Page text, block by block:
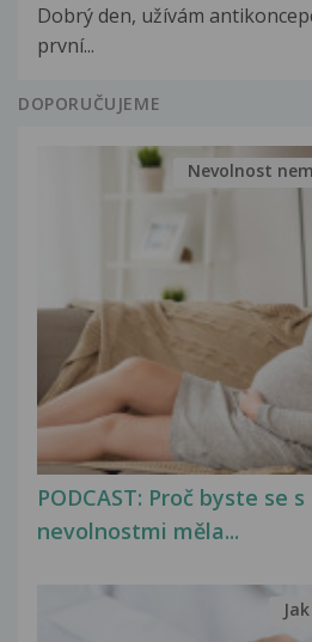
Dobrý den, užívám
první...
DOPORUČUJEME
PODCAST: Proč byste se
nevolnostmi měla...
Nevolnost